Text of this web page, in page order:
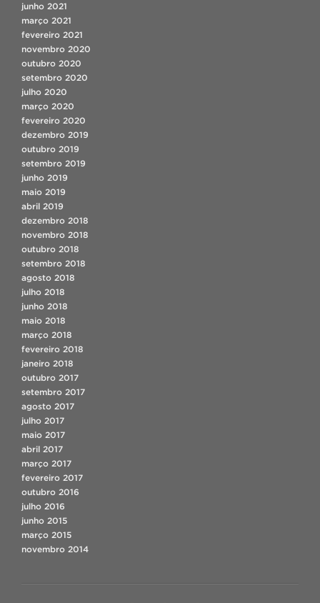
junho 2021
março 2021
fevereiro 2021
novembro 2020
outubro 2020
setembro 2020
julho 2020
março 2020
fevereiro 2020
dezembro 2019
outubro 2019
setembro 2019
junho 2019
maio 2019
abril 2019
dezembro 2018
novembro 2018
outubro 2018
setembro 2018
agosto 2018
julho 2018
junho 2018
maio 2018
março 2018
fevereiro 2018
janeiro 2018
outubro 2017
setembro 2017
agosto 2017
julho 2017
maio 2017
abril 2017
março 2017
fevereiro 2017
outubro 2016
julho 2016
junho 2015
março 2015
novembro 2014